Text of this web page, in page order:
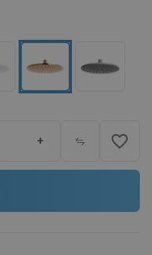
+ favorite_border